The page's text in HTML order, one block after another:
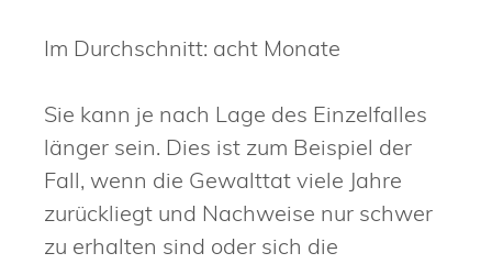
Im Durchschnitt: acht Monate
Sie kann je nach Lage des Einzelfalles
länger sein. Dies ist zum Beispiel der
Fall, wenn die Gewalttat viele Jahre
zurückliegt und Nachweise nur schwer
zu erhalten sind oder sich die